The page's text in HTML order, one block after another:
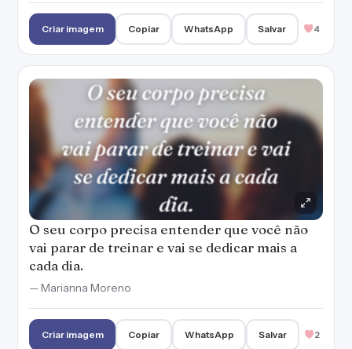
Criar imagem Copiar WhatsApp Salvar 4
O seu corpo precisa entender que você não
vai parar de treinar e vai se dedicar mais a
cada dia.
— Marianna Moreno
Criar imagem Copiar WhatsApp Salvar 2